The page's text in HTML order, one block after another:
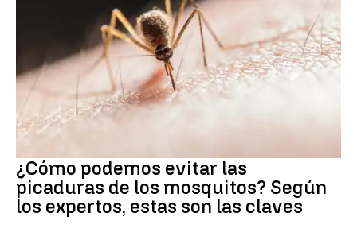
¿Cómo podemos evitar las
picaduras de los mosquitos? Según
los expertos, estas son las claves